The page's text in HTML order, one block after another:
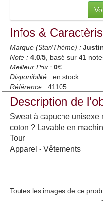
Infos &
Marque (Star/Thème) :
Note : 4.0/5 , basé sur 41
Meilleur Prix : 0€
Disponibilité : en stock
Référence : 41105
Description de
Sweat à capuche unisexe
coton ? Lavable en
Tour
Apparel - Vêtements
Toutes les images de ce